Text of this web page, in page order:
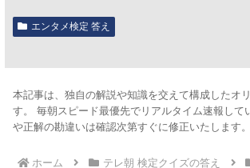
エンタメ検定 答え
本記事は、独自の解説や知識を交えて構成したオ
す。 毎朝スピード最優先でリアルタイム速報して
や正解の勘違いは確認次第すぐに修正いたします。
ホーム テレ朝 検定クイズの答え